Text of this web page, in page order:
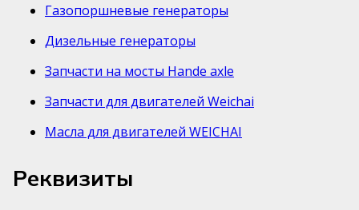
Газопоршневые генераторы
Дизельные генераторы
Запчасти на мосты Hande axle
Запчасти для двигателей Weichai
Масла для двигателей WEICHAI
Реквизиты